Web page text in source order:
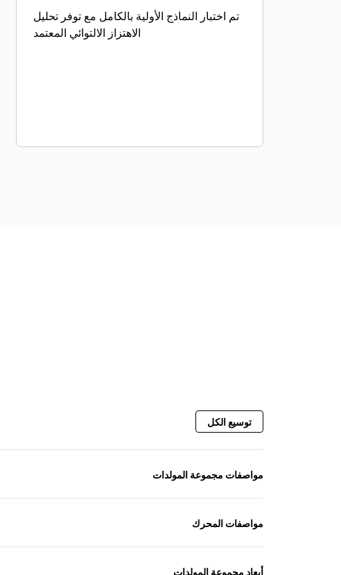
تم اختبار النماذج الأولية بالكامل مع توفر تحليل
الاهتزاز الالتوائي المعتمد
توسيع الكل
مواصفات مجموعة المولدات
مواصفات المحرك
أبعاد مجموعة المولدات